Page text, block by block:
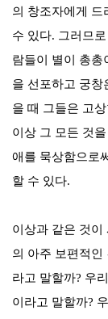
의 창조자에게 드
수 있다. 그러므
람들이 별이 총총
을 선포하고 궁창
을 때 그들은 고
이상 그 모든 것
애를 묵상함으로
할 수 있다.
이상과 같은 것이
의 아주 보편적인
라고 말할까? 우
이라고 말할까?